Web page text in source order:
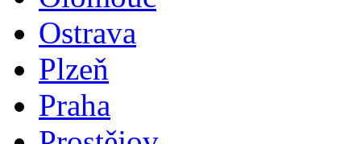
Ostrava
Plzeň
Praha